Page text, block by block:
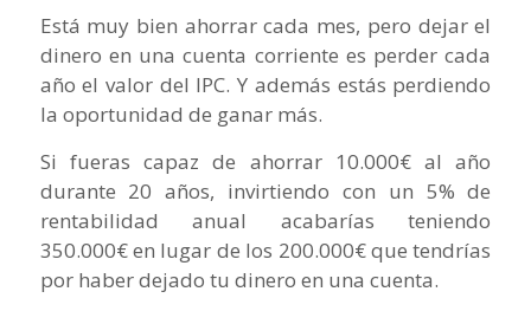
Está muy bien ahorrar cada mes, pero dejar el
dinero en una cuenta corriente es perder cada
año el valor del IPC. Y además estás perdiendo
la oportunidad de ganar más.
Si fueras capaz de ahorrar 10.000€ al año
durante 20 años, invirtiendo con un 5% de
rentabilidad anual acabarías teniendo
350.000€ en lugar de los 200.000€ que tendrías
por haber dejado tu dinero en una cuenta.